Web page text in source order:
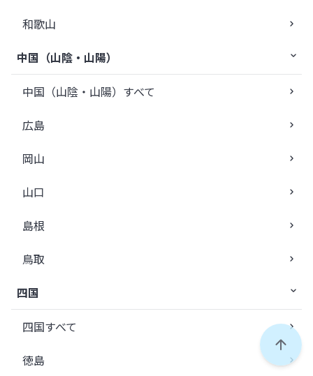
ペー
和歌山
中国（山陰・山陽）
中国（山陰・山陽）すべて
広島
岡山
山口
島根
鳥取
四国
四国すべて
徳島